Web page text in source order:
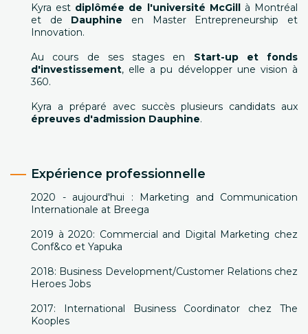
Kyra est diplômée de l'université McGillà Montréal
et de Dauphine en Master Entrepreneurship et
Innovation.
Au cours de ses stages en Start-up et fonds
d'investissement, elle a pu développer une vision à
360.
Kyra a préparé avec succès plusieurs candidats aux
épreuves d'admission Dauphine.
Expérience professionnelle
2020 - aujourd'hui : Marketing and Communication
Internationale at Breega
2019 à 2020: Commercial and Digital Marketing chez
Conf&co et Yapuka
2018: Business Development/Customer Relations chez
Heroes Jobs
2017: International Business Coordinator chez The
Kooples